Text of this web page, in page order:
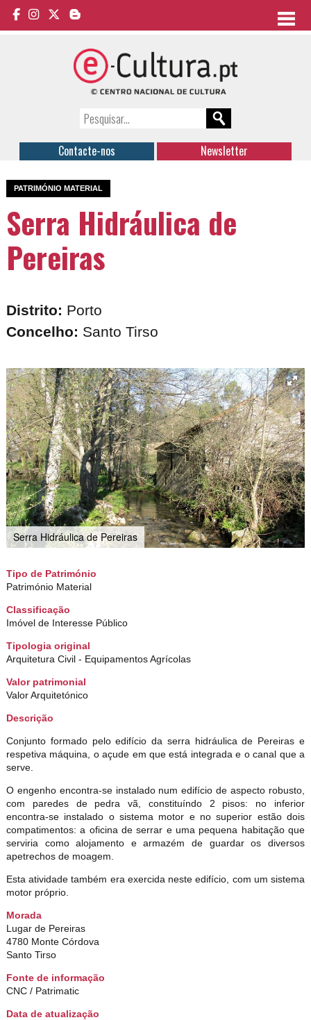
Contacte-nos Newsletter
PATRIMÓNIO MATERIAL
Serra Hidráulica de
Pereiras
Distrito: Porto
Concelho: Santo Tirso
Serra Hidráulica de Pereiras
Tipo de Património
Património Material
Classificação
Imóvel de Interesse Público
Tipologia original
Arquitetura Civil - Equipamentos Agrícolas
Valor patrimonial
Valor Arquitetónico
Descrição
Conjunto formado pelo edifício da serra hidráulica de Pereiras e
respetiva máquina, o açude em que está integrada e o canal que a
serve.
O engenho encontra-se instalado num edifício de aspecto robusto,
com paredes de pedra vã, constituíndo 2 pisos: no inferior
encontra-se instalado o sistema motor e no superior estão dois
compatimentos: a oficina de serrar e uma pequena habitação que
serviria como alojamento e armazém de guardar os diversos
apetrechos de moagem.
Esta atividade também era exercida neste edifício, com um sistema
motor próprio.
Morada
Lugar de Pereiras
4780 Monte Córdova
Santo Tirso
Fonte de informação
CNC / Patrimatic
Data de atualização